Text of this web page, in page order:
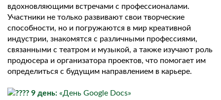
вдохновляющими встречами с профессионалами.
Участники не только развивают свои творческие
способности, но и погружаются в мир креативной
индустрии, знакомятся с различными профессиями,
связанными с театром и музыкой, а также изучают роль
продюсера и организатора проектов, что помогает им
определиться с будущим направлением в карьере.
9 день: «День Google Docs»